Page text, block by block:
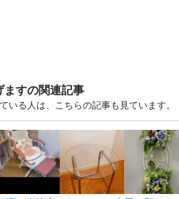
ますの関連記事
る人は、こちらの記事も見ています。